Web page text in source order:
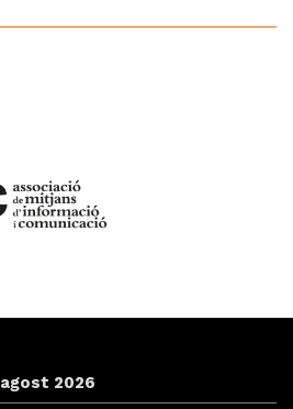
agost 2026